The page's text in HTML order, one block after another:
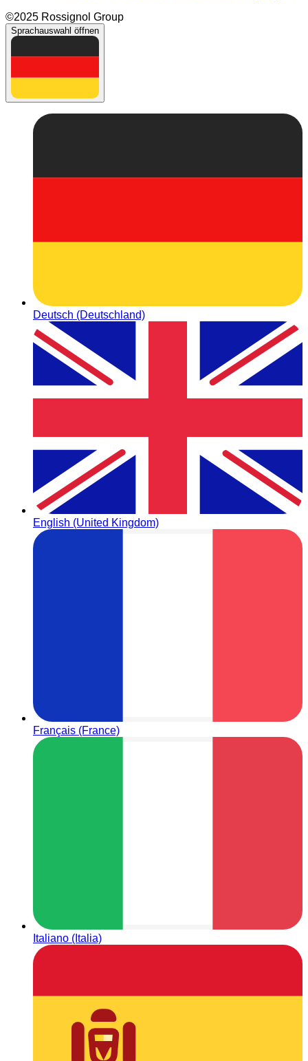
©2025 Rossignol Group
Sprachauswahl öffnen
Deutsch (Deutschland)
English (United Kingdom)
Français (France)
Italiano (Italia)